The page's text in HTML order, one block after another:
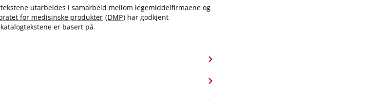
utarbeides i samarbeid mellom legemiddelfirmaene og
for medisinske produkter (DMP) har godkjent
er basert på.